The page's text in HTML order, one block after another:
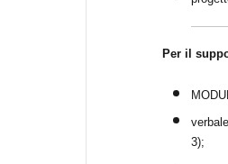
Per il
3);